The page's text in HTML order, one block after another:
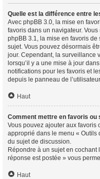
Quelle est la différence entre
Avec phpBB 3.0, la mise en
favoris dans un navigateur.
phpBB 3.1, la mise en favoris de
sujet. Vous pouvez désormais
jour. Cependant, la surveillance
lorsqu’il y a une mise à jour
notifications pour les favoris et
depuis le panneau de
Haut
Comment mettre en favoris ou
Vous pouvez ajouter aux favoris
approprié dans le menu « Outils
du sujet de discussion.
Répondre à un sujet en cochant
réponse est postée » vous
Haut